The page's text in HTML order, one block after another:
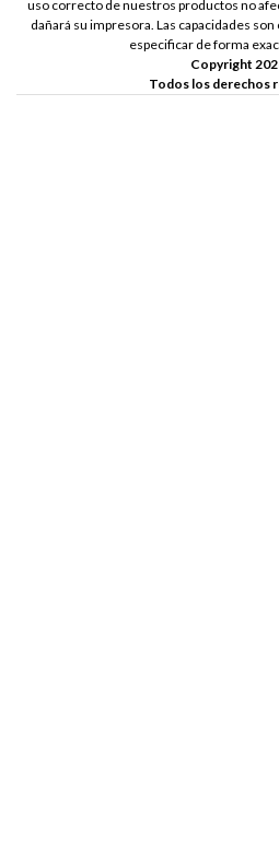
uso correcto de nuestros productos no
dañará su impresora. Las capacidades
especificar de forma
Copyright
Todos los derechos